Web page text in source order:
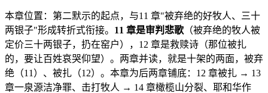
本章位置：第二默示的起点，与11 章"被弃绝的好牧人、三十
两银子"形成转折式衔接。 11 章是审判悲歌 （被弃绝的牧人被
定价三十两银子，扔在窑户），12 章是救赎诗（那位被扎
的，要让百姓哀哭仰望）。两章并读，就是十架的两面，被弃
绝（11）、被扎（12）。本章为后两章铺底：12 章被扎 → 13
章一泉源洁净罪、击打牧人 → 14 章橄榄山分裂、耶和华作